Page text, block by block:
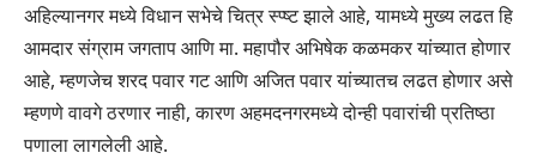
अहिल्यानगर मध्ये विधान सभेचे चित्र स्प्ष्ट झाले आहे, यामध्ये मुख्य लढत हि
आमदार संग्राम जगताप आणि मा. महापौर अभिषेक कळमकर यांच्यात होणार
आहे, म्हणजेच शरद पवार गट आणि अजित पवार यांच्यातच लढत होणार असे
म्हणणे वावगे ठरणार नाही, कारण अहमदनगरमध्ये दोन्ही पवारांची प्रतिष्ठा
पणाला लागलेली आहे.